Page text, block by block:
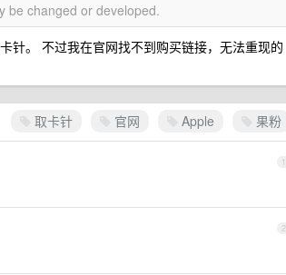
be changed or developed.
针。 不过我在官网找不到购买链接，无法重现的
取卡针 官网 Apple 果粉
1
2